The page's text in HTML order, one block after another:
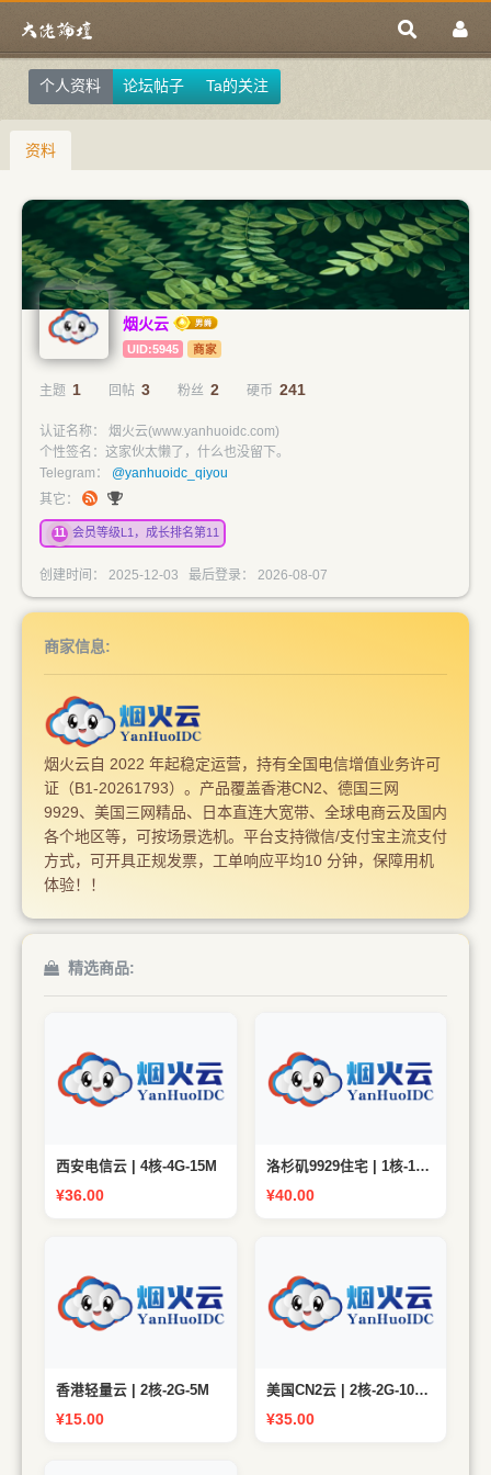
个人资料 论坛帖子 Ta的关注
资料
烟火云
UID:5945 商家
主题 1 回帖 3 粉丝 2 硬币 241
认证名称： 烟火云(www.yanhuoidc.com)
个性签名：这家伙太懒了，什么也没留下。
Telegram： @yanhuoidc_qiyou
其它：
11 会员等级L1，成长排名第11
创建时间： 2025-12-03 最后登录： 2026-08-07
商家信息:
烟火云自 2022 年起稳定运营，持有全国电信增值业务许可
证（B1-20261793）。产品覆盖香港CN2、德国三网
9929、美国三网精品、日本直连大宽带、全球电商云及国内
各个地区等，可按场景选机。平台支持微信/支付宝主流支付
方式，可开具正规发票，工单响应平均10 分钟，保障用机
体验！！
精选商品:
Xeon】 带 宽：15M 无限
流量 硬 盘：60G SSD 防
御：100G DDoS 网 络：电
西安电信云 | 4核-4G-15M
¥36.00
对等 流 量：2000G 硬
盘：10G NVMe SSD 防
御：无 网 络：
洛杉矶9929住宅 | 1核-1G-200M
¥40.00
Xeon】 带 宽：5M 上下对
等 硬 盘：40G SSD 防
御：5G DDoS 网 络：
香港轻量云 | 2核-2G-5M
¥15.00
下对等 流 量：500G 硬
盘：60G NVMe SSD 防
御：20G DDoS 网 络：
美国CN2云 | 2核-2G-1024M
¥35.00